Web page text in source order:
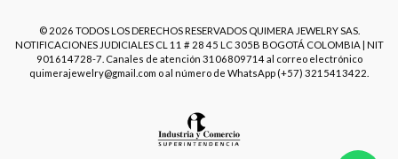
© 2026 TODOS LOS DERECHOS RESERVADOS QUIMERA JEWELRY SAS.
NOTIFICACIONES JUDICIALES CL 11 # 28 45 LC 305B BOGOTÁ COLOMBIA | NIT
901614728-7. Canales de atención 3106809714 al correo electrónico
quimerajewelry@gmail.com o al número de WhatsApp (+57) 3215413422.